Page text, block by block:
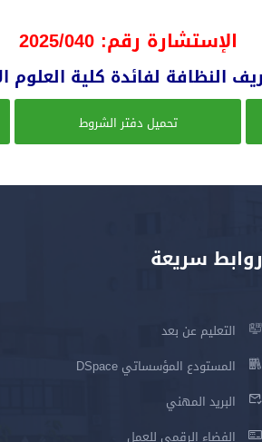
الإستشارة رقم: 2025/040
تحميل دفتر الشروط
روابط سريعة
التعليم عن بعد
المستودع المؤسساتي DSpace
البريد المهني
الفضاء الرقمي للعمل